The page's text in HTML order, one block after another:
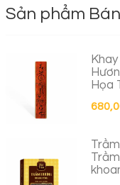
Sản phẩm
Họa